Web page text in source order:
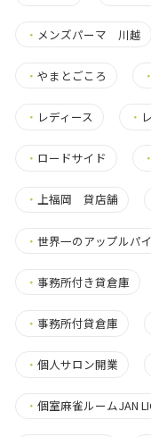
・ メンズパーマ 川越
・ やまとごころ ・
・ レディース ・
・ ロードサイド
・ 上福岡 貸店舗
・ 世界一のアップルパ
・ 事務所付き貸倉庫
・ 事務所付貸倉庫
・ 個人サロン開業
・ 個室麻雀ルームJAN